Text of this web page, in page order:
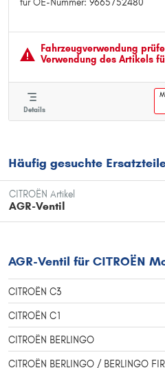
für OE-Nummer: 9665752480
für OE-Nummer: 9665752480
Fahrzeugver­wendung
Verwendung des Artikels
Details
Häufig gesuchte
CITROËN Artikel
AGR-Ventil
AGR-Ventil für CITROËN
CITROËN C3
CITROËN C1
CITROËN BERLINGO
CITROËN BERLINGO / BERLINGO